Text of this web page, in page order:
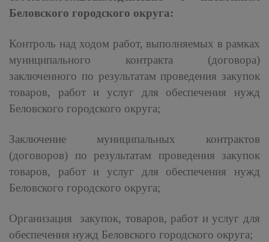
Беловского городского округа:
Контроль над ходом работ, выполняемых в рамках
муниципального контракта (договора)
заключенного по результатам проведения закупок
товаров, работ и услуг для обеспечения нужд
Беловского городского округа;
Заключение муниципальных контрактов
(договоров) по результатам проведения закупок
товаров, работ и услуг для обеспечения нужд
Беловского городского округа;
Организация закупок, товаров, работ и услуг для
обеспечения нужд Беловского городского округа;